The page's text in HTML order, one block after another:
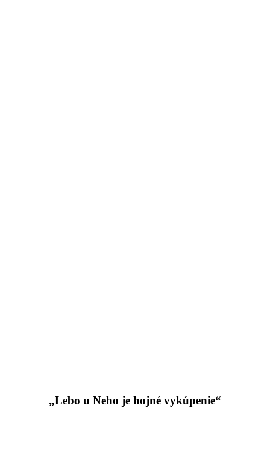
„Lebo u Neho je hojné vykúpenie“